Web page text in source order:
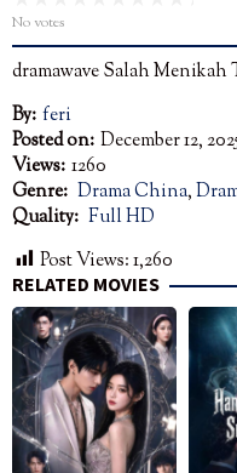
No votes
dramawave Salah
By: feri
Posted on: December 12,
Views: 1260
Genre: Drama China,
Quality: Full HD
Post Views:1,260
RELATED MOVIES